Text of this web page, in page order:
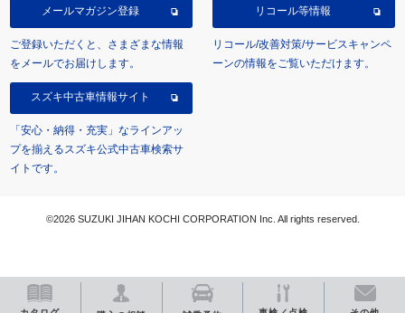
メールマガジン登録
ご登録いただくと、さまざまな情報
をメールでお届けします。
リコール等情報
リコール/改善対策/サービスキャンペ
ーンの情報をご覧いただけます。
スズキ中古車情報サイト
「安心・納得・充実」なラインアッ
プを揃えるスズキ公式中古車検索サ
イトです。
©2026 SUZUKI JIHAN KOCHI CORPORATION Inc. All rights reserved.